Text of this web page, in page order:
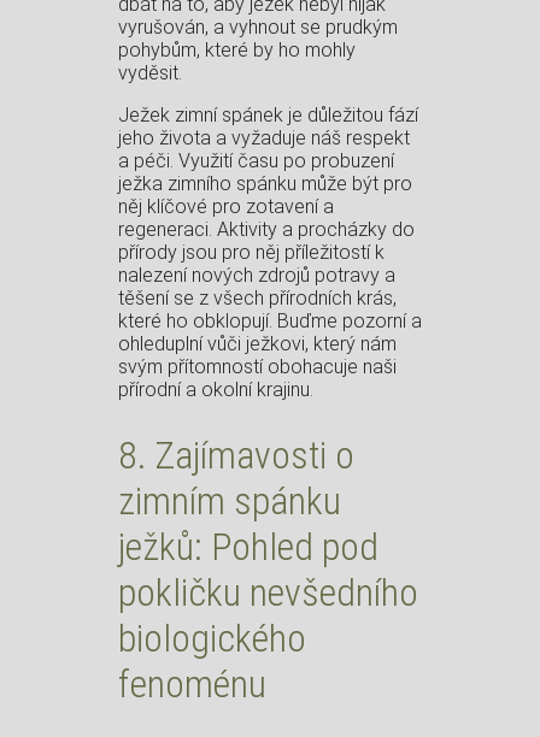
vyrušován, a vyhnout se prudkým
pohybům, které by ho mohly
vyděsit.
Ježek zimní spánek je důležitou fází
jeho života a vyžaduje náš respekt
a péči. Využití času po probuzení
ježka zimního spánku může být pro
něj klíčové pro zotavení a
regeneraci. Aktivity a procházky do
přírody jsou pro něj příležitostí k
nalezení nových zdrojů potravy a
těšení se z všech přírodních krás,
které ho obklopují. Buďme pozorní a
ohleduplní vůči ježkovi, který nám
svým přítomností obohacuje naši
přírodní a okolní krajinu.
8. Zajímavosti o
zimním spánku
ježků: Pohled pod
pokličku nevšedního
biologického
fenoménu